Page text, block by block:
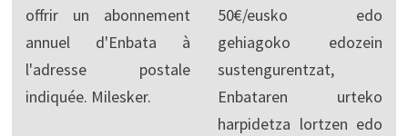
offrir un abonnement
annuel d'Enbata à
l'adresse postale
indiquée. Milesker.
50€/eusko edo
gehiagoko edozein
sustengurentzat,
Enbataren urteko
harpidetza lortzen edo